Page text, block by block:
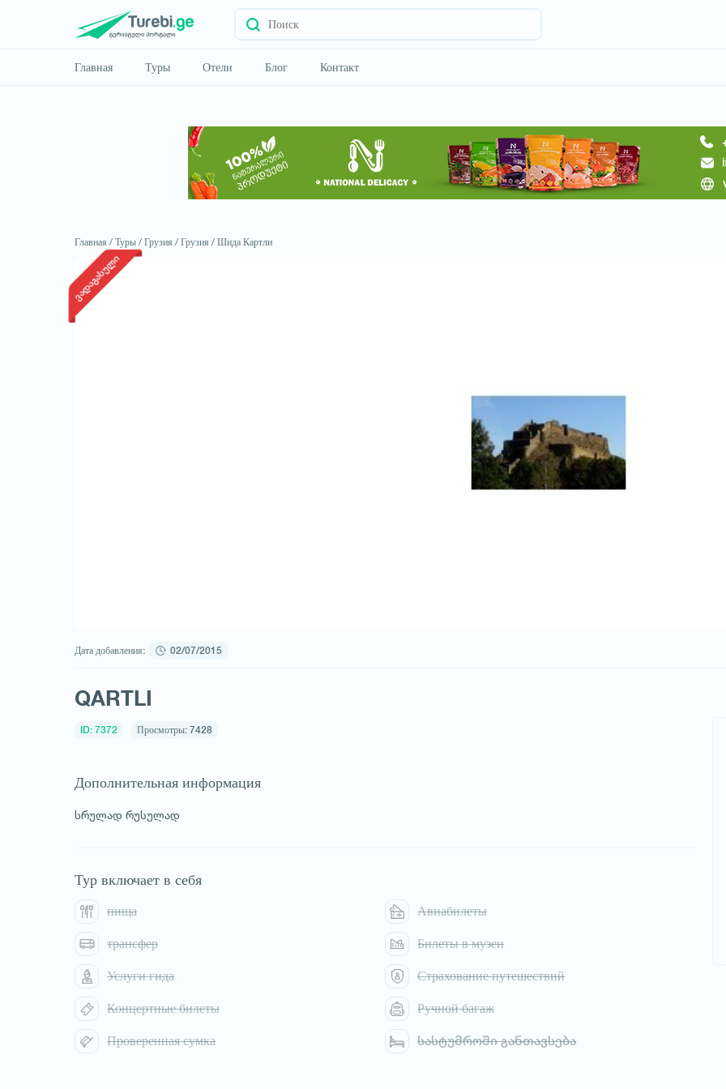
Главная Туры Отели Блог Контакт
Запросить тур
Главная / Туры / Грузия / Грузия / Шида Картли
ვადაგასული
Дата добавления: 02/07/2015
QARTLI
ID: 7372 Просмотры: 7428
Дополнительная информация
სრულად რუსულად
Тур включает в себя
пища Авиабилеты
трансфер Билеты в музеи
Услуги гида Страхование путешествий
Концертные билеты Ручной багаж
Проверенная сумка სასტუმროში განთავსება